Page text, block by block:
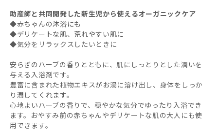
助産師と共同開発した新生児から使えるオーガニックケア
◆赤ちゃんの沐浴にも
◆デリケートな肌、荒れやすい肌に
◆気分をリラックスしたいときに
安らぎのハーブの香りとともに、肌にしっとりとした潤いを
与える入浴剤です。
豊富に含まれた植物エキスがお湯に溶け出し、身体をしっか
り潤してくれます。
心地よいハーブの香りで、穏やかな気分でゆったり入浴でき
ます。おやすみ前の赤ちゃんやデリケートな肌の大人にも使
用できます。